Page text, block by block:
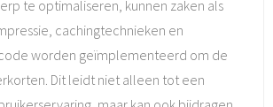
te optimaliseren, kunnen zaken als
cachingtechnieken en
worden geïmplementeerd om de
Dit leidt niet alleen tot een